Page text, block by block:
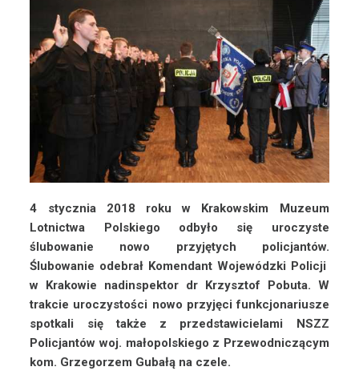
4 stycznia 2018 roku w Krakowskim Muzeum
Lotnictwa Polskiego odbyło się uroczyste
ślubowanie nowo przyjętych policjantów.
Ślubowanie odebrał Komendant Wojewódzki Policji
w Krakowie nadinspektor dr Krzysztof Pobuta. W
trakcie uroczystości nowo przyjęci funkcjonariusze
spotkali się także z przedstawicielami NSZZ
Policjantów woj. małopolskiego z Przewodniczącym
kom. Grzegorzem Gubałą na czele.